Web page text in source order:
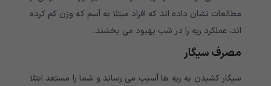
مطالعات نشان داده اند که افراد مبتلا به آسم که وزن کم کرده
اند، عملکرد ریه را در شب بهبود می بخشند.
مصرف سیگار
سیگار کشیدن به ریه ها آسیب می رساند و شما را مستعد ابتلا